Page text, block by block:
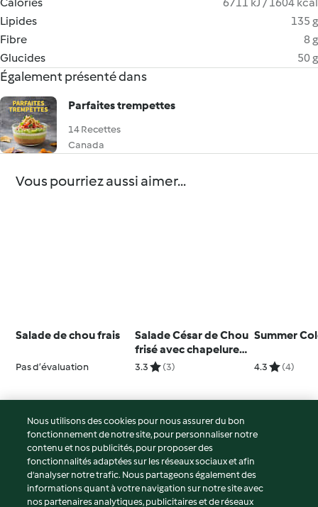
Lipides
135 g
Fibre
8 g
Glucides
50 g
Également présenté dans
Parfaites trempettes
14 Recettes
Canada
Vous pourriez aussi aimer...
Salade de chou frais
Pas d’évaluation
Salade César de Chou
frisé avec chapelure
au parmesan
3.3 (3)
Summer
4.3 (4)
© Copyright 2026
Conditions d'utilisation
Politique de confidentialité
Non-responsabilité
Nous utilisons des cookies pour nous assurer du bon
fonctionnement de notre site, pour personnaliser notre
contenu et nos publicités, pour proposer des
fonctionnalités adaptées sur les réseaux sociaux et afin
d’analyser notre trafic. Nous partageons également des
informations quant à votre navigation sur notre site avec
nos partenaires analytiques, publicitaires et de réseaux